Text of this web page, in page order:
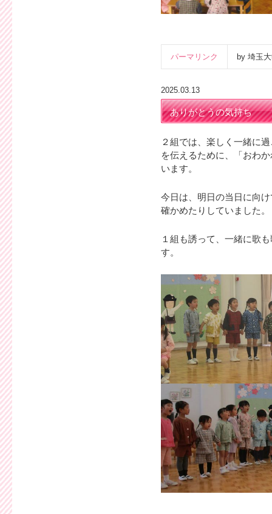
パーマリンク by 埼玉
2025.03.13
ありがとうの気持ち
２組では、楽しく一緒に
を伝えるために、「おわ
います。
今日は、明日の当日に向
確かめたりしていました。
１組も誘って、一緒に歌
す。